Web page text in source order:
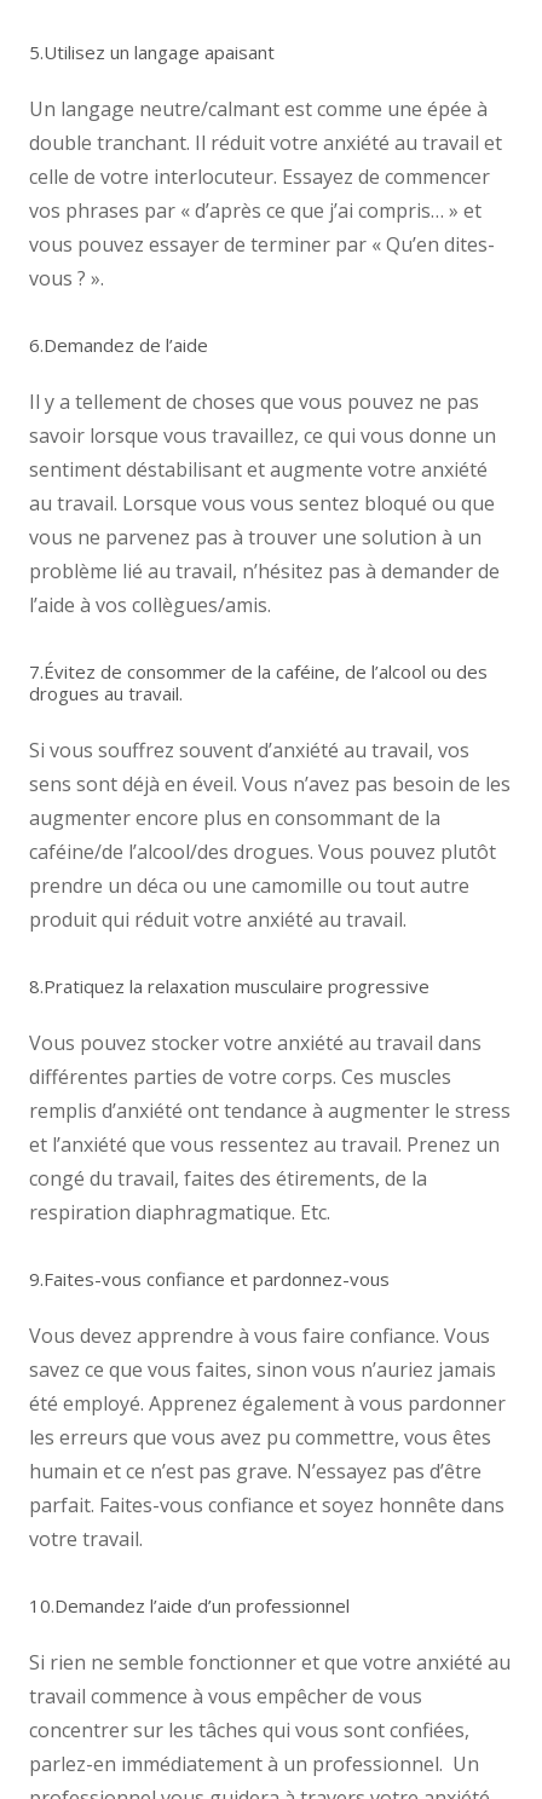
5.Utilisez un langage apaisant
Un langage neutre/calmant est comme une épée à
double tranchant. Il réduit votre anxiété au travail et
celle de votre interlocuteur. Essayez de commencer
vos phrases par « d’après ce que j’ai compris… » et
vous pouvez essayer de terminer par « Qu’en dites-
vous ? ».
6.Demandez de l’aide
Il y a tellement de choses que vous pouvez ne pas
savoir lorsque vous travaillez, ce qui vous donne un
sentiment déstabilisant et augmente votre anxiété
au travail. Lorsque vous vous sentez bloqué ou que
vous ne parvenez pas à trouver une solution à un
problème lié au travail, n’hésitez pas à demander de
l’aide à vos collègues/amis.
7.Évitez de consommer de la caféine, de l’alcool ou des
drogues au travail.
Si vous souffrez souvent d’anxiété au travail, vos
sens sont déjà en éveil. Vous n’avez pas besoin de les
augmenter encore plus en consommant de la
caféine/de l’alcool/des drogues. Vous pouvez plutôt
prendre un déca ou une camomille ou tout autre
produit qui réduit votre anxiété au travail.
8.Pratiquez la relaxation musculaire progressive
Vous pouvez stocker votre anxiété au travail dans
différentes parties de votre corps. Ces muscles
remplis d’anxiété ont tendance à augmenter le stress
et l’anxiété que vous ressentez au travail. Prenez un
congé du travail, faites des étirements, de la
respiration diaphragmatique. Etc.
9.Faites-vous confiance et pardonnez-vous
Vous devez apprendre à vous faire confiance. Vous
savez ce que vous faites, sinon vous n’auriez jamais
été employé. Apprenez également à vous pardonner
les erreurs que vous avez pu commettre, vous êtes
humain et ce n’est pas grave. N’essayez pas d’être
parfait. Faites-vous confiance et soyez honnête dans
votre travail.
10.Demandez l’aide d’un professionnel
Si rien ne semble fonctionner et que votre anxiété au
travail commence à vous empêcher de vous
concentrer sur les tâches qui vous sont confiées,
parlez-en immédiatement à un professionnel. Un